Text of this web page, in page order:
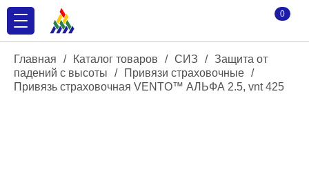
0
Главная / Каталог товаров / СИЗ / Защита от
падений с высоты
/ Привязи страховочные /
Привязь страховочная VENTO™ АЛЬФА 2.5, vnt 425